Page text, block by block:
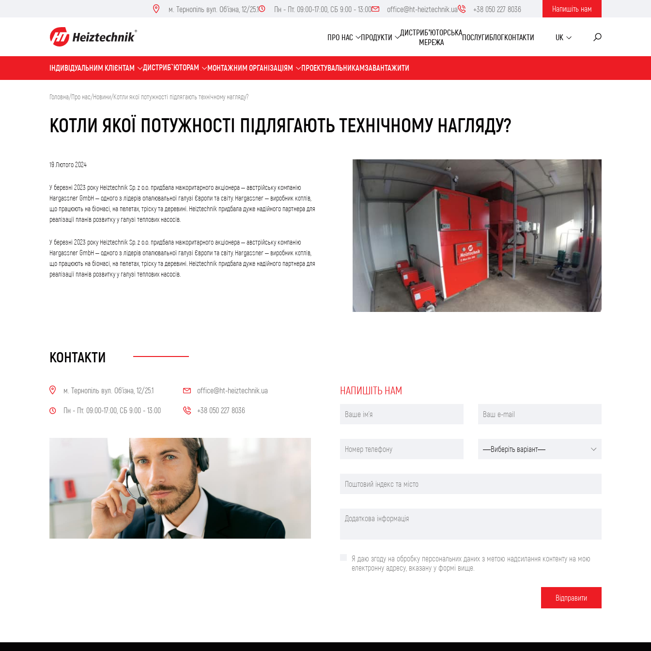
м. Тернопіль вул. Об'їзна, 12/25.1 Пн - Пт. 09:00-17:00, СБ 9:00 - 13:00 office@ht-heiztechnik.ua +38 050 227 8036 Напишiть нам
ПРО НАС ПРОДУКТИ
ДИСТРИБ’ЮТОРСЬКА
МЕРЕЖА
ПОСЛУГИБЛОГКОНТАКТИ UK
IНДИВІДУАЛЬНИМ КЛІЄНТАМ ДИСТРИБ`ЮТОРАМ МОНТАЖНИМ ОРГАНІЗАЦІЯМ ПРОЕКТУВАЛЬНИКАМЗАВАНТАЖИТИ
Головна/Про нас/Новини/Котли якої потужності підлягають технічному нагляду?
КОТЛИ ЯКОЇ ПОТУЖНОСТІ ПІДЛЯГАЮТЬ ТЕХНІЧНОМУ НАГЛЯДУ?
19 Лютого 2024
У березні 2023 року Heiztechnik Sp. z o.o. придбала мажоритарного акціонера – австрійську компанію
Hargassner GmbH – одного з лідерів опалювальної галузі Європи та світу. Hargassner – виробник котлів,
що працюють на біомасі, на пелетах, тріску та деревині. Heiztechnik придбала дуже надійного партнера для
реалізації планів розвитку у галузі теплових насосів.
У березні 2023 року Heiztechnik Sp. z o.o. придбала мажоритарного акціонера – австрійську компанію
Hargassner GmbH – одного з лідерів опалювальної галузі Європи та світу. Hargassner – виробник котлів,
що працюють на біомасі, на пелетах, тріску та деревині. Heiztechnik придбала дуже надійного партнера для
реалізації планів розвитку у галузі теплових насосів.
КОНТАКТИ
м. Тернопіль вул. Об'їзна, 12/25.1
Пн - Пт. 09:00-17:00, СБ 9:00 - 13:00
office@ht-heiztechnik.ua
+38 050 227 8036
НАПИШIТЬ НАМ
Я даю згоду на обробку персональних даних з метою надсилання контенту на мою
електронну адресу, вказану у формі вище.
Вiдправити